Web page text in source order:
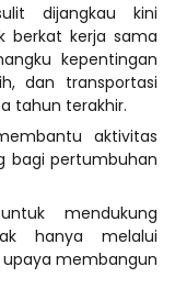
dijangkau kini
berkat kerja sama
kepentingan
dan transportasi
tahun terakhir.
aktivitas
bagi pertumbuhan
mendukung
hanya melalui
membangun